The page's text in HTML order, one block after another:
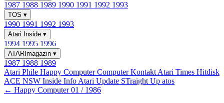
1987 1988 1989 1990 1991 1992 1993
TOS ▾
1990 1991 1992 1993
Atari Inside ▾
1994 1995 1996
ATARImagazin ▾
1987 1988 1989
Atari Phile Happy ComputerComputer Kontakt Atari Times Hitdisk
ACE NSW Inside Info Atari Update STraight Up atos
← Happy Computer 01 / 1986